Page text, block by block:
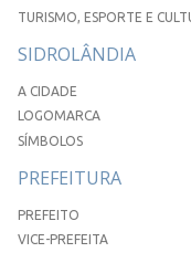
TURISMO, ESPORTE E
SIDROLÂNDIA
A CIDADE
LOGOMARCA
SÍMBOLOS
PREFEITURA
PREFEITO
VICE-PREFEITA